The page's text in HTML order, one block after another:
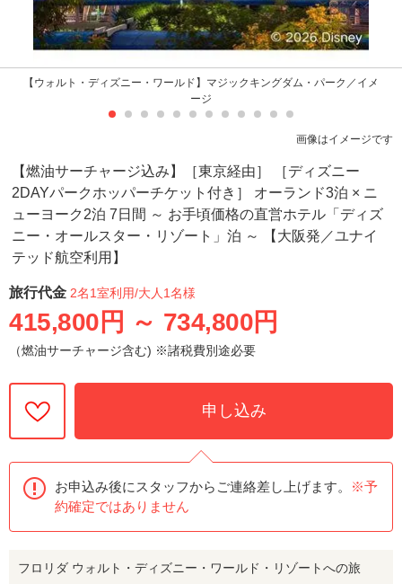
【ウォルト・ディズニー・ワールド】マジックキングダム・パーク／イメ
ージ
画像はイメージです
【燃油サーチャージ込み】［東京経由］ ［ディズニー
2DAYパークホッパーチケット付き］ オーランド3泊 × ニ
ューヨーク2泊 7日間 ～ お手頃価格の直営ホテル「ディズ
ニー・オールスター・リゾート」泊 ～ 【大阪発／ユナイ
テッド航空利用】
旅行代金 2名1室利用/大人1名様
415,800円 ～ 734,800円
（燃油サーチャージ含む) ※諸税費別途必要
申し込み
お申込み後にスタッフからご連絡差し上げます。
※予
約確定ではありません
フロリダ ウォルト・ディズニー・ワールド・リゾートへの旅